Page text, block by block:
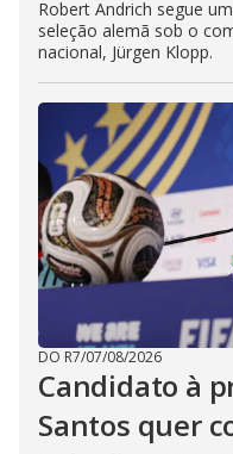
Robert Andrich segue
seleção alemã sob o
nacional, Jürgen Klopp.
DO R7/07/08/2026
Candidato à
Santos quer